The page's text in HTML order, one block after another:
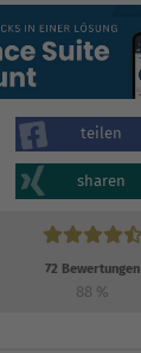
teilen
sharen
72 Bewertungen
88 %